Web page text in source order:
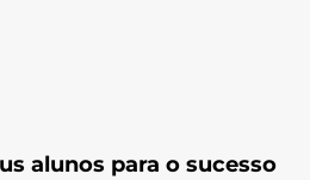
alunos para o sucesso